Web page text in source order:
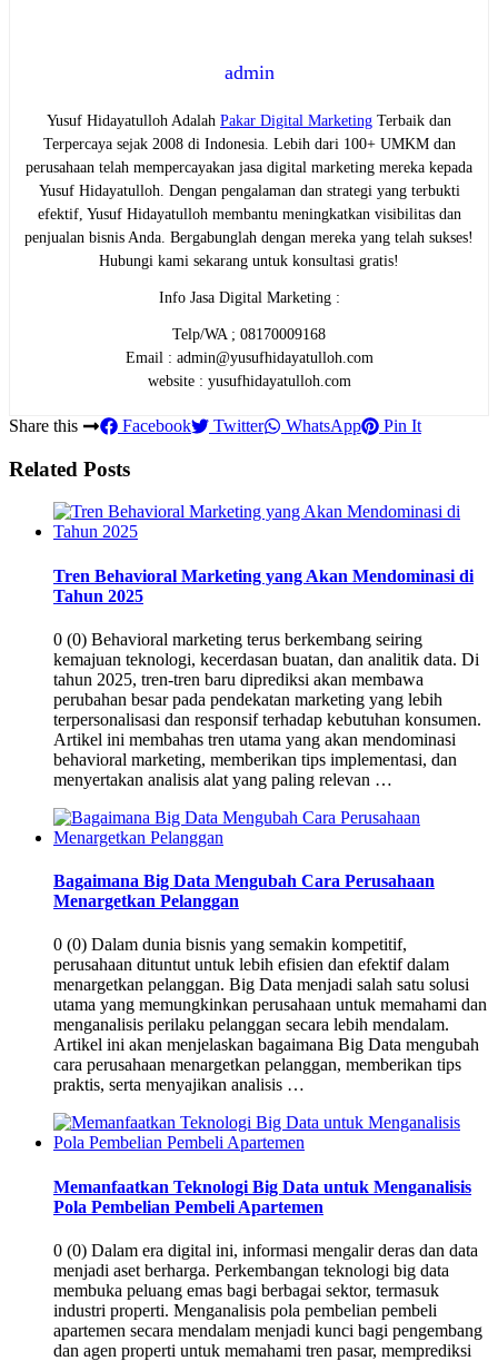
admin
Yusuf Hidayatulloh Adalah Pakar Digital Marketing Terbaik dan
Terpercaya sejak 2008 di Indonesia. Lebih dari 100+ UMKM dan
perusahaan telah mempercayakan jasa digital marketing mereka kepada
Yusuf Hidayatulloh. Dengan pengalaman dan strategi yang terbukti
efektif, Yusuf Hidayatulloh membantu meningkatkan visibilitas dan
penjualan bisnis Anda. Bergabunglah dengan mereka yang telah sukses!
Hubungi kami sekarang untuk konsultasi gratis!
Info Jasa Digital Marketing :
Telp/WA ; 08170009168
Email : admin@yusufhidayatulloh.com
website : yusufhidayatulloh.com
Share this Facebook Twitter WhatsApp Pin It
Related Posts
Tren Behavioral Marketing yang Akan Mendominasi di
Tahun 2025
0 (0) Behavioral marketing terus berkembang seiring
kemajuan teknologi, kecerdasan buatan, dan analitik data. Di
tahun 2025, tren-tren baru diprediksi akan membawa
perubahan besar pada pendekatan marketing yang lebih
terpersonalisasi dan responsif terhadap kebutuhan konsumen.
Artikel ini membahas tren utama yang akan mendominasi
behavioral marketing, memberikan tips implementasi, dan
menyertakan analisis alat yang paling relevan …
Bagaimana Big Data Mengubah Cara Perusahaan
Menargetkan Pelanggan
0 (0) Dalam dunia bisnis yang semakin kompetitif,
perusahaan dituntut untuk lebih efisien dan efektif dalam
menargetkan pelanggan. Big Data menjadi salah satu solusi
utama yang memungkinkan perusahaan untuk memahami dan
menganalisis perilaku pelanggan secara lebih mendalam.
Artikel ini akan menjelaskan bagaimana Big Data mengubah
cara perusahaan menargetkan pelanggan, memberikan tips
praktis, serta menyajikan analisis …
Memanfaatkan Teknologi Big Data untuk Menganalisis
Pola Pembelian Pembeli Apartemen
0 (0) Dalam era digital ini, informasi mengalir deras dan data
menjadi aset berharga. Perkembangan teknologi big data
membuka peluang emas bagi berbagai sektor, termasuk
industri properti. Menganalisis pola pembelian pembeli
apartemen secara mendalam menjadi kunci bagi pengembang
dan agen properti untuk memahami tren pasar, memprediksi